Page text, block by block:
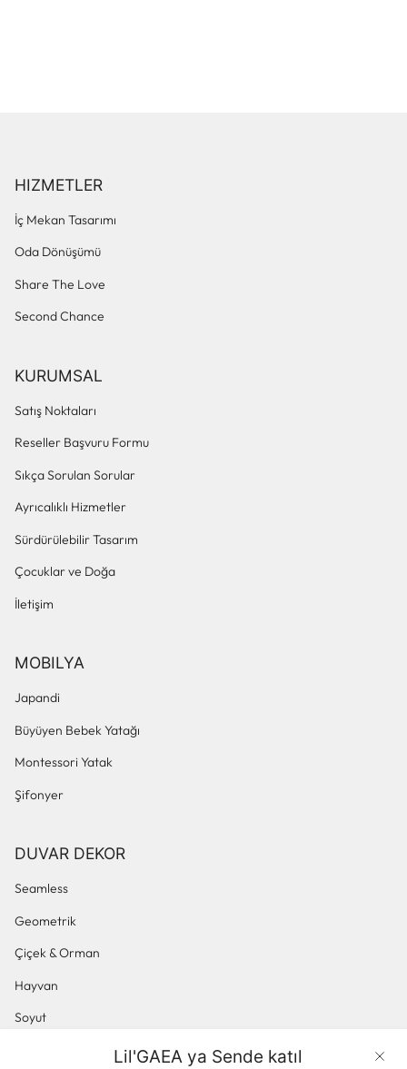
Lil'GAEA ya Sende katıl
HIZMETLER
İç Mekan Tasarımı
Oda Dönüşümü
Share The Love
Second Chance
KURUMSAL
Satış Noktaları
Reseller Başvuru Formu
Sıkça Sorulan Sorular
Ayrıcalıklı Hizmetler
Sürdürülebilir Tasarım
Çocuklar ve Doğa
İletişim
MOBILYA
Japandi
Büyüyen Bebek Yatağı
Montessori Yatak
Şifonyer
DUVAR DEKOR
Seamless
Geometrik
Çiçek & Orman
Hayvan
Soyut